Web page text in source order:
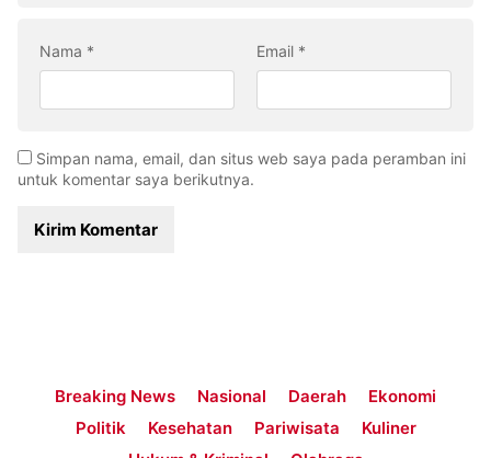
Nama * Email *
Simpan nama, email, dan situs web saya pada peramban ini
untuk komentar saya berikutnya.
Breaking News Nasional Daerah
Ekonomi
Politik
Kesehatan Pariwisata
Kuliner